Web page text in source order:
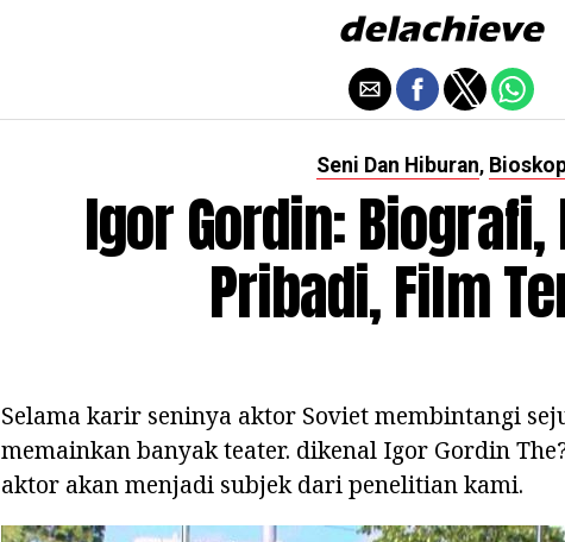
Seni Dan Hiburan,
Igor Gordin:
Pribadi, Film
Selama karir seninya aktor Soviet membintangi
memainkan banyak teater. dikenal Igor Gordin
aktor akan menjadi subjek dari penelitian kami.